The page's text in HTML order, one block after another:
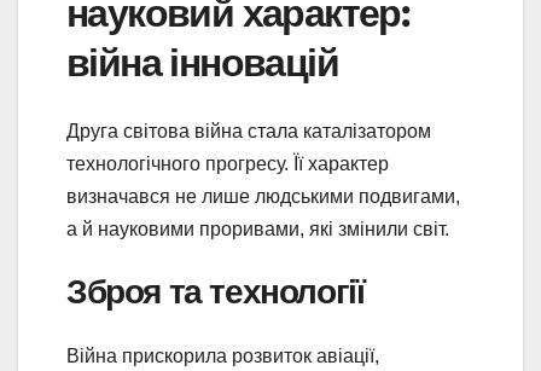
науковий характер:
війна інновацій
Друга світова війна стала каталізатором
технологічного прогресу. Її характер
визначався не лише людськими подвигами,
а й науковими проривами, які змінили світ.
Зброя та технології
Війна прискорила розвиток авіації,